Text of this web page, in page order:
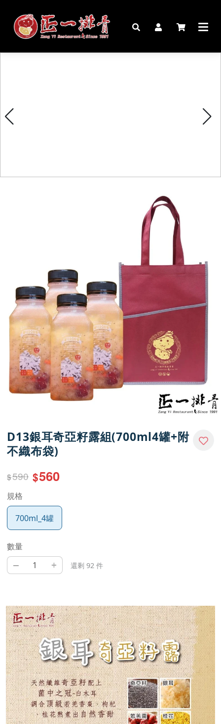
D13銀耳奇亞籽露組(700ml4罐+附
不織布袋)
$590 $560
規格
700ml_4罐
數量
– + 還剩 92 件